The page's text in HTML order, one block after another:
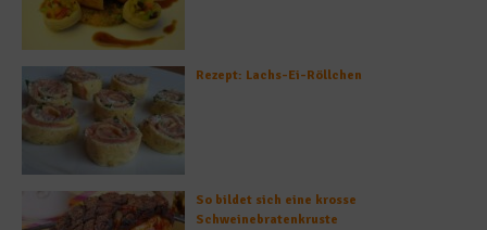
Rezept: Lachs-Ei-Röllchen
So bildet sich eine krosse
Schweinebratenkruste